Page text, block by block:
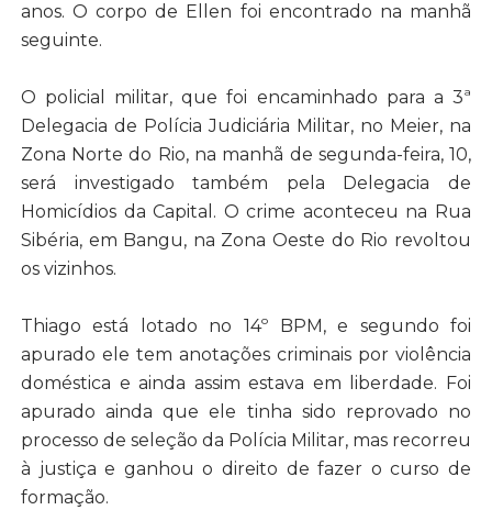
anos. O corpo de Ellen foi encontrado na manhã
seguinte.
O policial militar, que foi encaminhado para a 3ª
Delegacia de Polícia Judiciária Militar, no Meier, na
Zona Norte do Rio, na manhã de segunda-feira, 10,
será investigado também pela Delegacia de
Homicídios da Capital. O crime aconteceu na Rua
Sibéria, em Bangu, na Zona Oeste do Rio revoltou
os vizinhos.
Thiago está lotado no 14º BPM, e segundo foi
apurado ele tem anotações criminais por violência
doméstica e ainda assim estava em liberdade. Foi
apurado ainda que ele tinha sido reprovado no
processo de seleção da Polícia Militar, mas recorreu
à justiça e ganhou o direito de fazer o curso de
formação.